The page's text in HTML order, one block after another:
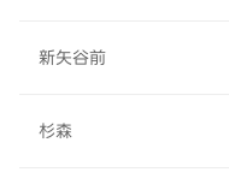
新矢谷前
杉森